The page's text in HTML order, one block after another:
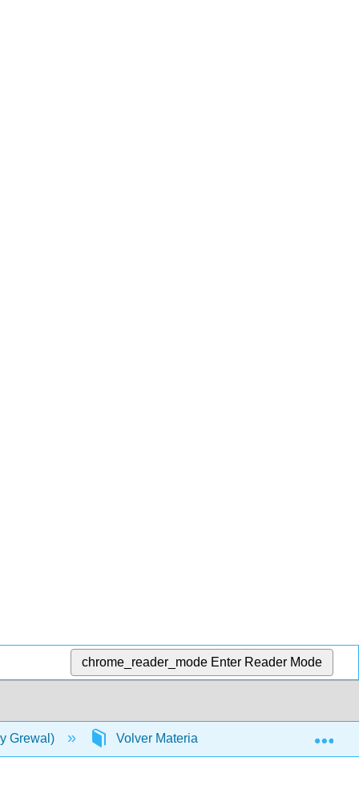
chrome_reader_mode Enter Reader Mode
Grewal) Volver Materia Respuestas